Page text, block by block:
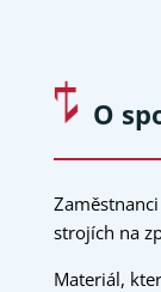
O
strojích na
Materiál,